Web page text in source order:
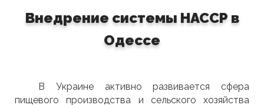
Внедрение системы НАССР в
Одессе
В Украине активно развивается сфера
пищевого производства и сельского хозяйства